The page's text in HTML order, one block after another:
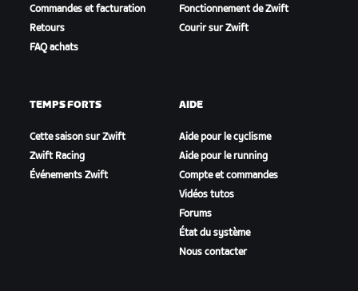
Commandes et facturation
Retours
FAQ achats
Fonctionnement de Zwift
Courir sur Zwift
TEMPS FORTS
Cette saison sur Zwift
Zwift Racing
Événements Zwift
AIDE
Aide pour le cyclisme
Aide pour le running
Compte et commandes
Vidéos tutos
Forums
État du système
Nous contacter